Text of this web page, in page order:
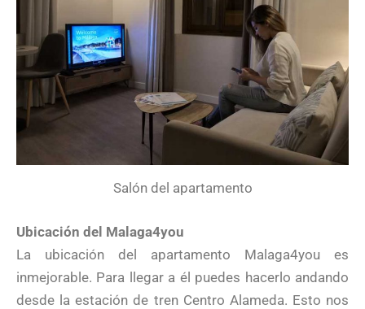
Salón del apartamento
Ubicación del Malaga4you
La ubicación del apartamento Malaga4you es
inmejorable. Para llegar a él puedes hacerlo andando
desde la estación de tren Centro Alameda. Esto nos